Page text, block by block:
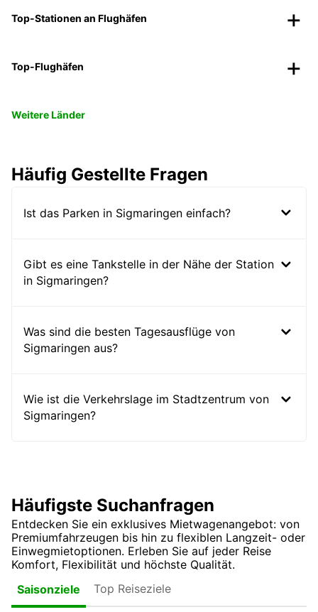
Top-Stationen an Flughäfen
Top-Flughäfen
Weitere Länder
Häufig Gestellte Fragen
Ist das Parken in Sigmaringen einfach?
Gibt es eine Tankstelle in der Nähe der Station
in Sigmaringen?
Was sind die besten Tagesausflüge von
Sigmaringen aus?
Wie ist die Verkehrslage im Stadtzentrum von
Sigmaringen?
Häufigste Suchanfragen
Entdecken Sie ein exklusives Mietwagenangebot: von
Premiumfahrzeugen bis hin zu flexiblen Langzeit- oder
Einwegmietoptionen. Erleben Sie auf jeder Reise
Komfort, Flexibilität und höchste Qualität.
Saisonziele
Top Reiseziele